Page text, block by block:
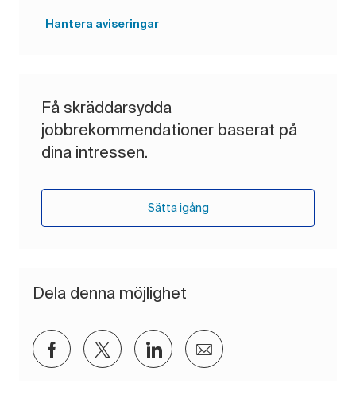
Hantera aviseringar
Få skräddarsydda
jobbrekommendationer baserat på
dina intressen.
Sätta igång
Dela denna möjlighet
Dela via Facebook
Dela via twitter
Dela via LinkedIn
Dela via e-post